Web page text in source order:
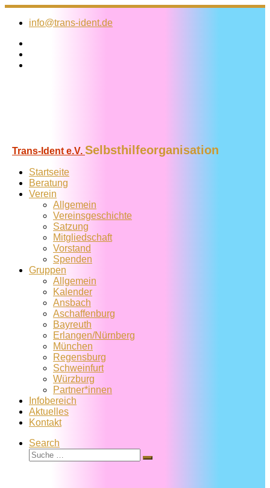
Zum
Inhalt
info@trans-ident.de
Trans-Ident e.V. Selbsthilfeorganisation
Startseite
Beratung
Verein
Allgemein
Vereins­geschichte
Satzung
Mitglied­schaft
Vorstand
Spenden
Gruppen
Allgemein
Kalender
Ansbach
Aschaffenburg
Bayreuth
Erlangen/Nürnberg
München
Regensburg
Schweinfurt
Würzburg
Partner*innen
Infobereich
Aktuelles
Kontakt
Search
Suche
Suche